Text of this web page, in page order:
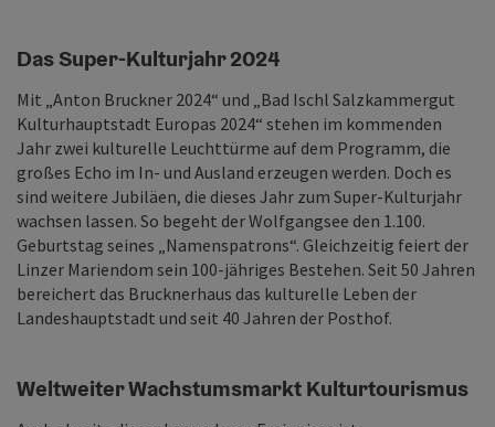
Das Super-Kulturjahr 2024
Mit „Anton Bruckner 2024“ und „Bad Ischl Salzkammergut
Kulturhauptstadt Europas 2024“ stehen im kommenden
Jahr zwei kulturelle Leuchttürme auf dem Programm, die
großes Echo im In- und Ausland erzeugen werden. Doch es
sind weitere Jubiläen, die dieses Jahr zum Super-Kulturjahr
wachsen lassen. So begeht der Wolfgangsee den 1.100.
Geburtstag seines „Namenspatrons“. Gleichzeitig feiert der
Linzer Mariendom sein 100-jähriges Bestehen. Seit 50 Jahren
bereichert das Brucknerhaus das kulturelle Leben der
Landeshauptstadt und seit 40 Jahren der Posthof.
Weltweiter Wachstumsmarkt Kulturtourismus